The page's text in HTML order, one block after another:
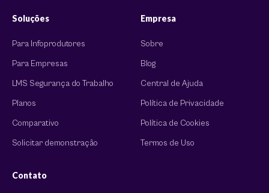
Soluções
Para Infoprodutores
Para Empresas
LMS Segurança do Trabalho
Planos
Comparativo
Solicitar demonstração
Empresa
Sobre
Blog
Central de Ajuda
Política de Privacidade
Política de Cookies
Termos de Uso
Contato